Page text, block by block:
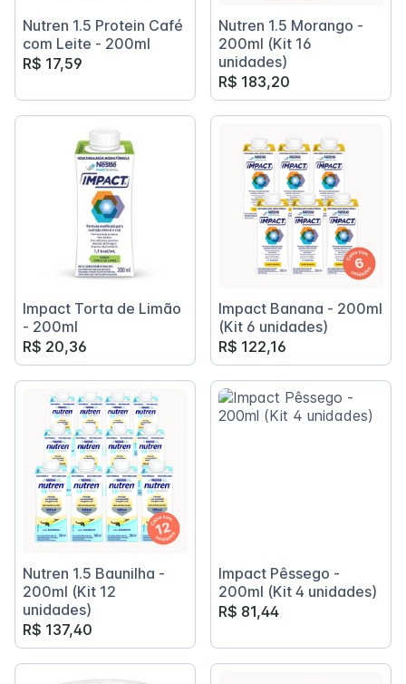
Nutren 1.5 Protein Café
com Leite - 200ml
R$ 17,59
Nutren 1.5 Morango -
200ml (Kit 16
unidades)
R$ 183,20
Impact Torta de Limão
- 200ml
R$ 20,36
Impact Banana - 200ml
(Kit 6 unidades)
R$ 122,16
Nutren 1.5 Baunilha -
200ml (Kit 12
unidades)
R$ 137,40
Impact Pêssego -
200ml (Kit 4 unidades)
R$ 81,44